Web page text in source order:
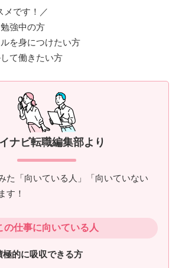
メです！／
強中の方
を身につけたい方
て働きたい方
ナビ転職編集部より
た「向いている人」「向いていない
す！
の仕事に向いている人
的に吸収できる方